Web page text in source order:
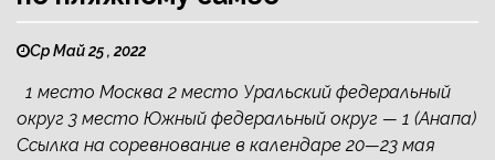
Ср Май 25 , 2022
1 место Москва 2 место Уральский федеральный
округ 3 место Южный федеральный округ — 1 (Анапа)
Ссылка на соревнование в календаре 20—23 мая